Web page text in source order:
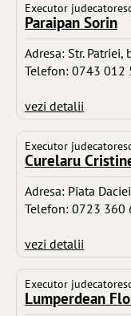
Executor
Paraipan Sorin
Adresa: Str. Patriei,
Telefon: 0743 012
vezi detalii
Executor
Curelaru
Adresa: Piata
Telefon: 0723 360
vezi detalii
Executor
Lumperdean